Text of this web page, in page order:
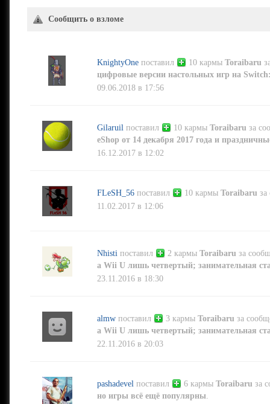
Сообщить о взломе
KnightyOne поставил 10 кармыToraibaru
цифровые версии настольных игр на
09.06.2018 в 17:56
Gilaruil поставил 10 кармыToraibaru за
eShop от 14 декабря 2017 года и
16.12.2017 в 12:02
FLeSH_56 поставил 10 кармыToraibaru
11.02.2017 в 12:06
Nhisti поставил 2 кармыToraibaru за
а Wii U лишь четвертый; занимательная
23.11.2016 в 18:30
almw поставил 3 кармыToraibaru за
а Wii U лишь четвертый; занимательная
22.11.2016 в 20:03
pashadevel поставил 6 кармыToraibaru за
но игры всё ещё популярны.